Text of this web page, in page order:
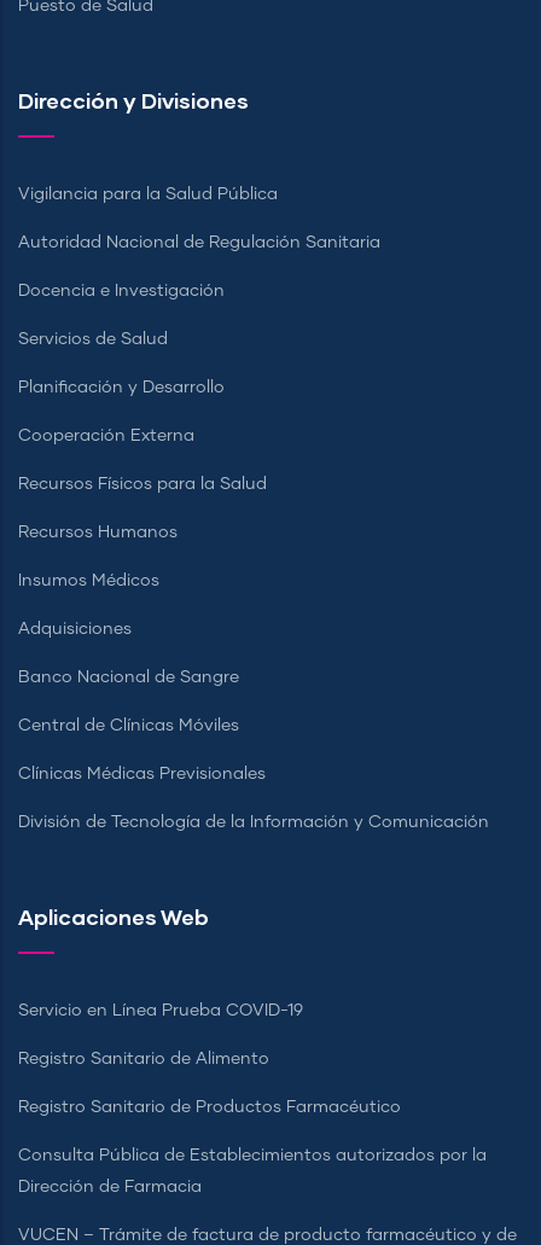
Puesto de Salud
Dirección y Divisiones
Vigilancia para la Salud Pública
Autoridad Nacional de Regulación Sanitaria
Docencia e Investigación
Servicios de Salud
Planificación y Desarrollo
Cooperación Externa
Recursos Físicos para la Salud
Recursos Humanos
Insumos Médicos
Adquisiciones
Banco Nacional de Sangre
Central de Clínicas Móviles
Clínicas Médicas Previsionales
División de Tecnología de la Información y Comunicación
Aplicaciones Web
Servicio en Línea Prueba COVID-19
Registro Sanitario de Alimento
Registro Sanitario de Productos Farmacéutico
Consulta Pública de Establecimientos autorizados por la
Dirección de Farmacia
VUCEN – Trámite de factura de producto farmacéutico y de